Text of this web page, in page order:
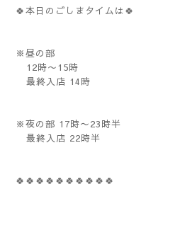
🍀本日のごしまタイムは🍀
※昼の部
12時〜15時
最終入店 14時
※夜の部 17時〜23時半
最終入店 22時半
🍀🍀🍀🍀🍀🍀🍀🍀🍀🍀